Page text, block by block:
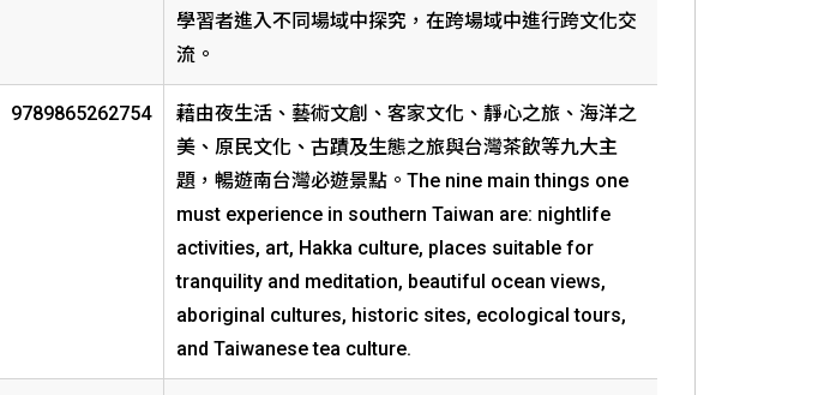
學習者進入不同場域中探究，在跨場域中進行跨文化交
流。
9789865262754
藉由夜生活、藝術文創、客家文化、靜心之旅、海洋之
美、原民文化、古蹟及生態之旅與台灣茶飲等九大主
題，暢遊南台灣必遊景點。The nine main things one
must experience in southern Taiwan are: nightlife
activities, art, Hakka culture, places suitable for
tranquility and meditation, beautiful ocean views,
aboriginal cultures, historic sites, ecological tours,
and Taiwanese tea culture.